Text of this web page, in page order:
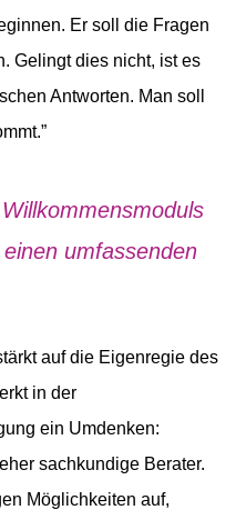
Er soll die Fragen
Gelingt dies nicht, ist es
Antworten. Man soll
umfassenden
auf die Eigenregie des
in der
ein Umdenken:
sachkundige Berater.
Möglichkeiten auf,